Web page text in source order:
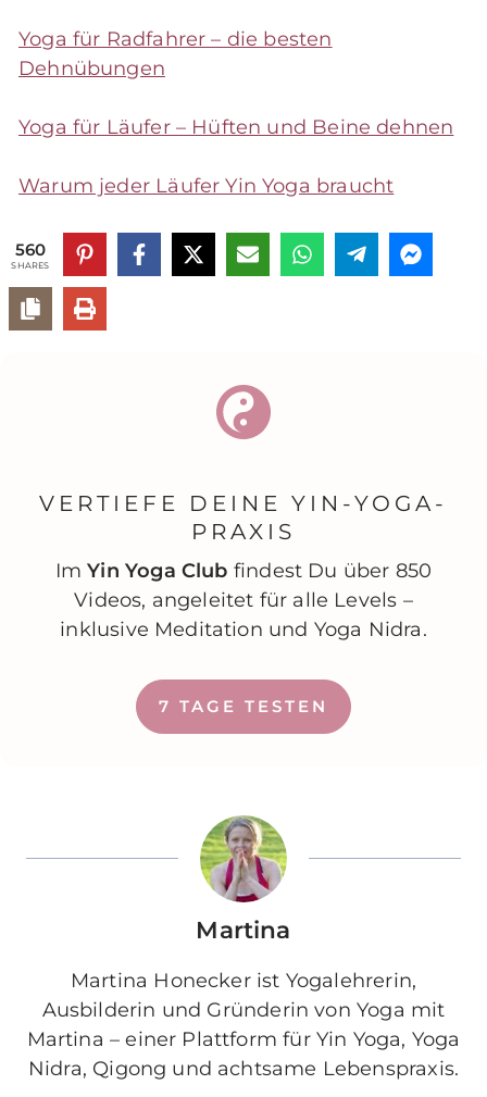
Yoga für Radfahrer – die besten
Dehnübungen
Yoga für Läufer – Hüften und Beine dehnen
Warum jeder Läufer Yin Yoga braucht
560
SHARES
VERTIEFE DEINE YIN-YOGA-
PRAXIS
ImYin Yoga Club findest Du über 850
Videos, angeleitet für alle Levels –
inklusive Meditation und Yoga Nidra.
7 TAGE TESTEN
Martina
Martina Honecker ist Yogalehrerin,
Ausbilderin und Gründerin von Yoga mit
Martina – einer Plattform für Yin Yoga, Yoga
Nidra, Qigong und achtsame Lebenspraxis.